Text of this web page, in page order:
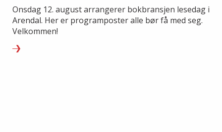
Onsdag 12. august arrangerer bokbransjen lesedag i
Arendal. Her er programposter alle bør få med seg.
Velkommen!